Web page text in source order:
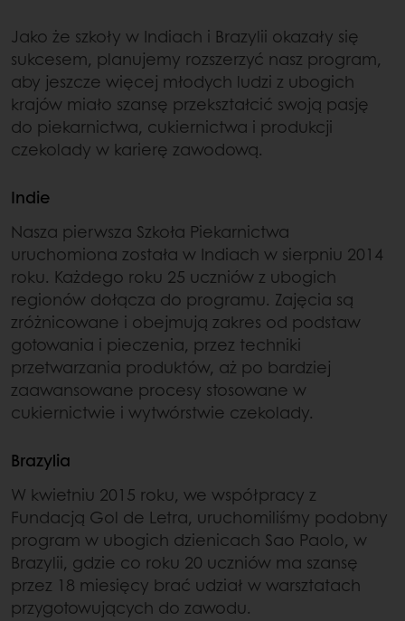
Jako że szkoły w Indiach i Brazylii okazały się
sukcesem, planujemy rozszerzyć nasz program,
aby jeszcze więcej młodych ludzi z ubogich
krajów miało szansę przekształcić swoją pasję
do piekarnictwa, cukiernictwa i produkcji
czekolady w karierę zawodową.
Indie
Nasza pierwsza Szkoła Piekarnictwa
uruchomiona została w Indiach w sierpniu 2014
roku. Każdego roku 25 uczniów z ubogich
regionów dołącza do programu. Zajęcia są
zróżnicowane i obejmują zakres od podstaw
gotowania i pieczenia, przez techniki
przetwarzania produktów, aż po bardziej
zaawansowane procesy stosowane w
cukiernictwie i wytwórstwie czekolady.
Brazylia
W kwietniu 2015 roku, we współpracy z
Fundacją Gol de Letra, uruchomiliśmy podobny
program w ubogich dzienicach Sao Paolo, w
Brazylii, gdzie co roku 20 uczniów ma szansę
przez 18 miesięcy brać udział w warsztatach
przygotowujących do zawodu.